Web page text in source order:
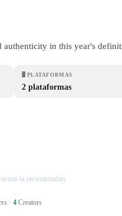
authenticity in this year's
PLATAFORMAS
2 plataformas
la recomiendan
· 4 Creators